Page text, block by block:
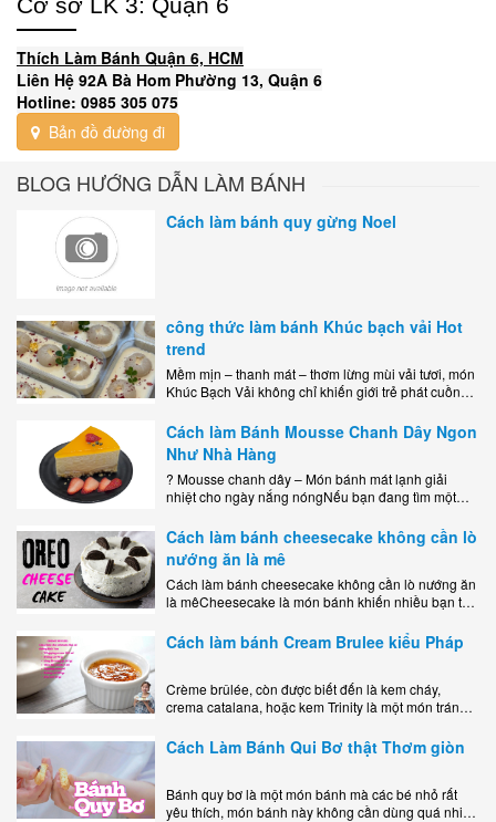
Thích Làm Bánh Quận 6, HCM
Liên Hệ 92A Bà Hom Phường 13, Quận 6
Hotline: 0985 305 075
Bản đồ đường đi
BLOG HƯỚNG DẪN LÀM BÁNH
Cách làm bánh quy gừng Noel
công thức làm bánh Khúc bạch vải Hot
trend
Mềm mịn – thanh mát – thơm lừng mùi vải tươi, món
Khúc Bạch Vải không chỉ khiến giới trẻ phát cuồng
Cách làm Bánh Mousse Chanh Dây Ngon
Như Nhà Hàng
? Mousse chanh dây – Món bánh mát lạnh giải
nhiệt cho ngày nắng nóngNếu bạn đang tìm một
dễ..
Cách làm bánh cheesecake không cần lò
nướng ăn là mê
Cách làm bánh cheesecake không cần lò nướng ăn
là mêCheesecake là món bánh khiến nhiều bạn trẻ
kem..
Cách làm bánh Cream Brulee kiểu Pháp
Crème brûlée, còn được biết đến là kem cháy,
crema catalana, hoặc kem Trinity là một món tráng
lớp..
Cách Làm Bánh Qui Bơ thật Thơm giòn
Bánh quy bơ là một món bánh mà các bé nhỏ rất
yêu thích, món bánh này không cần dùng quá nhiều